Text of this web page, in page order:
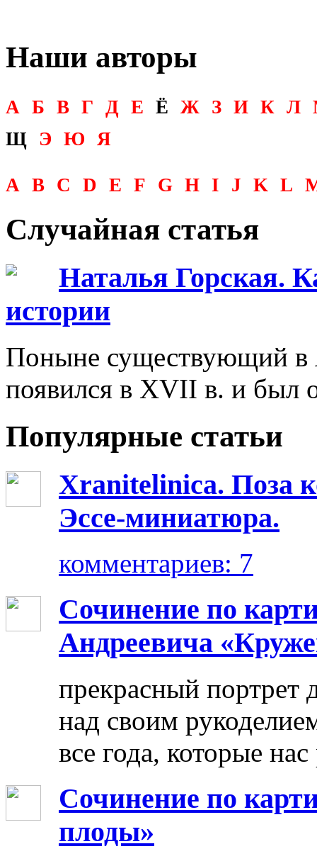
Наши авторы
А Б В Г Д Е Ё Ж З И К Л
Щ Э Ю Я
A B C D E F G H I J K L
Случайная статья
Наталья Горская.
истории
Поныне существующий в
появился в XVII в. и был
Популярные статьи
Xranitelinica. Поза
Эссе-миниатюра.
комментариев: 7
Сочинение по
Андреевича
прекрасный портрет
над своим
все года, которые
Сочинение по
плоды»